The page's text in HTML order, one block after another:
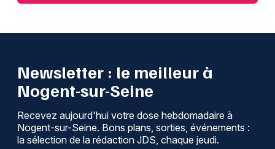
Newsletter : le meilleur à
Nogent-sur-Seine
Recevez aujourd'hui votre dose hebdomadaire à
Nogent-sur-Seine. Bons plans, sorties, événements :
la sélection de la rédaction JDS, chaque jeudi.